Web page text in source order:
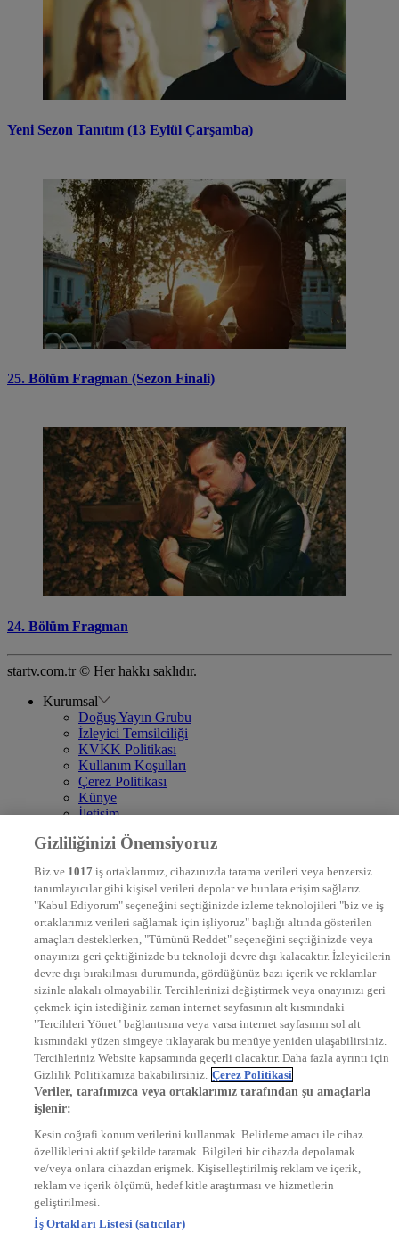
Yeni Sezon Tanıtım (13 Eylül Çarşamba)
25. Bölüm Fragman (Sezon Finali)
24. Bölüm Fragman
startv.com.tr © Her hakkı saklıdır.
Kurumsal
Doğuş Yayın Grubu
İzleyici Temsilciliği
KVKK Politikası
Kullanım Koşulları
Çerez Politikası
Künye
İletişim
DYG Televizyonlar
STAR
EURO STAR
KRAL POP TV
DYG Radyolar
NTV RADYO
KRAL FM
KRAL POP
EKSEN
VOYAGE
DYG Dijital
ntv.com.tr
ntvspor.net
secim.ntv.com.tr
startv.com.tr
kralmuzik.com.tr
Gizliliğinizi Önemsiyoruz
Biz ve 1017 iş ortaklarımız, cihazınızda tarama verileri veya benzersiz
tanımlayıcılar gibi kişisel verileri depolar ve bunlara erişim sağlarız.
"Kabul Ediyorum" seçeneğini seçtiğinizde izleme teknolojileri "biz ve iş
ortaklarımız verileri sağlamak için işliyoruz" başlığı altında gösterilen
amaçları desteklerken, "Tümünü Reddet" seçeneğini seçtiğinizde veya
onayınızı geri çektiğinizde bu teknoloji devre dışı kalacaktır. İzleyicilerin
devre dışı bırakılması durumunda, gördüğünüz bazı içerik ve reklamlar
sizinle alakalı olmayabilir. Tercihlerinizi değiştirmek veya onayınızı geri
çekmek için istediğiniz zaman internet sayfasının alt kısmındaki
"Tercihleri Yönet" bağlantısına veya varsa internet sayfasının sol alt
kısmındaki yüzen simgeye tıklayarak bu menüye yeniden ulaşabilirsiniz.
Tercihleriniz Website kapsamında geçerli olacaktır. Daha fazla ayrıntı için
Gizlilik Politikamıza bakabilirsiniz. Çerez Politikasi
Veriler, tarafımızca veya ortaklarımız tarafından şu amaçlarla
işlenir:
Kesin coğrafi konum verilerini kullanmak. Belirleme amacı ile cihaz
özelliklerini aktif şekilde taramak. Bilgileri bir cihazda depolamak
ve/veya onlara cihazdan erişmek. Kişiselleştirilmiş reklam ve içerik,
reklam ve içerik ölçümü, hedef kitle araştırması ve hizmetlerin
geliştirilmesi.
İş Ortakları Listesi (satıcılar)